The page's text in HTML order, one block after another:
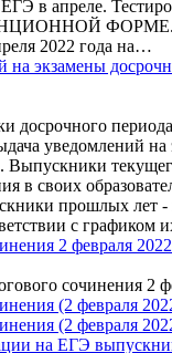
в апреле.
ФОРМЕ.
2022 года на…
на экзамены
досрочного
уведомлений на
Выпускники
в своих
прошлых лет -
с графиком
2 февраля
сочинения 2
(2 февраля
(2 февраля
на ЕГЭ